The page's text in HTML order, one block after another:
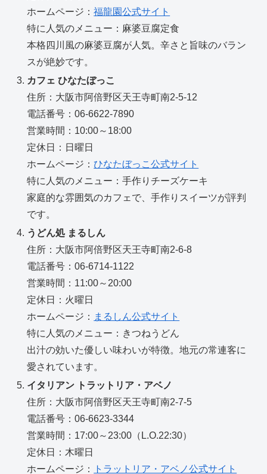
ホームページ：福龍園公式サイト
特に人気のメニュー：麻婆豆腐定食
本格四川風の麻婆豆腐が人気。辛さと旨味のバラン
スが絶妙です。
カフェ ひなたぼっこ
住所：大阪市阿倍野区天王寺町南2-5-12
電話番号：06-6622-7890
営業時間：10:00～18:00
定休日：日曜日
ホームページ：ひなたぼっこ公式サイト
特に人気のメニュー：手作りチーズケーキ
家庭的な雰囲気のカフェで、手作りスイーツが評判
です。
うどん処 まるしん
住所：大阪市阿倍野区天王寺町南2-6-8
電話番号：06-6714-1122
営業時間：11:00～20:00
定休日：火曜日
ホームページ： まるしん公式サイト
特に人気のメニュー：きつねうどん
出汁の効いた優しい味わいが特徴。地元の常連客に
愛されています。
イタリアン トラットリア・アベノ
住所：大阪市阿倍野区天王寺町南2-7-5
電話番号：06-6623-3344
営業時間：17:00～23:00（L.O.22:30）
定休日：木曜日
ホームページ：
トラットリア・アベノ公式サイト